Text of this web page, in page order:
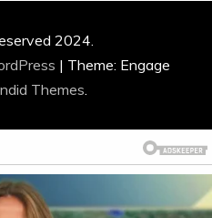
2024.
| Theme: Engage
Themes.